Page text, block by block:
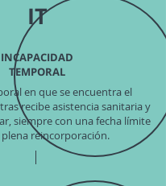
IT
INCAPACIDAD
TEMPORAL
en que se encuentra el
recibe asistencia sanitaria y
siempre con una fecha límite
plena reincorporación.